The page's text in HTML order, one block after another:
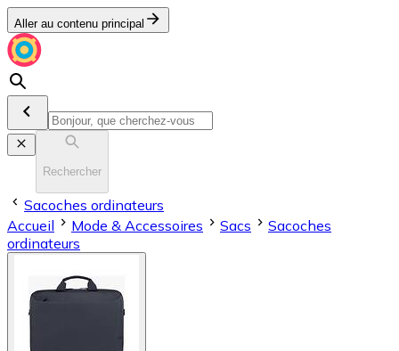
Aller au contenu principal
Rechercher
Sacoches ordinateurs
Accueil
Mode & Accessoires Sacs
Sacoches
ordinateurs